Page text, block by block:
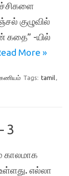
குழுவில்
கதை” -யில்
More »
கணியம் Tags: tamil,
3
காலமாக
எல்லா